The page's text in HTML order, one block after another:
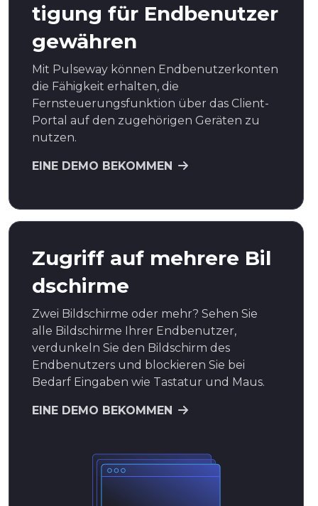
tigung für Endbenutzer
gewähren
Mit Pulseway können Endbenutzerkonten
die Fähigkeit erhalten, die
Fernsteuerungsfunktion über das Client-
Portal auf den zugehörigen Geräten zu
nutzen.
EINE DEMO BEKOMMEN
Zugriff auf mehrere Bil
dschirme
Zwei Bildschirme oder mehr? Sehen Sie
alle Bildschirme Ihrer Endbenutzer,
verdunkeln Sie den Bildschirm des
Endbenutzers und blockieren Sie bei
Bedarf Eingaben wie Tastatur und Maus.
EINE DEMO BEKOMMEN